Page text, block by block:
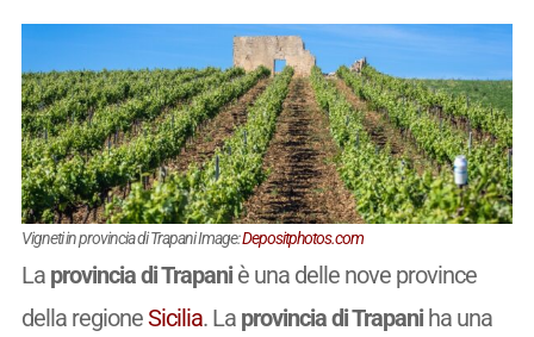
Vigneti in provincia di Trapani Image:Depositphotos.com
La provincia di Trapaniè una delle nove province
della regioneSicilia. La provincia di Trapaniha una